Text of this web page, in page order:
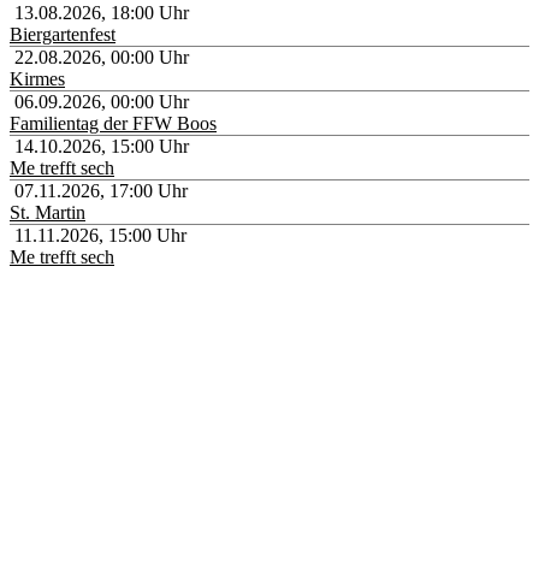
13.08.2026, 18:00 Uhr
Biergartenfest
22.08.2026, 00:00 Uhr
Kirmes
06.09.2026, 00:00 Uhr
Familientag der FFW Boos
14.10.2026, 15:00 Uhr
Me trefft sech
07.11.2026, 17:00 Uhr
St. Martin
11.11.2026, 15:00 Uhr
Me trefft sech